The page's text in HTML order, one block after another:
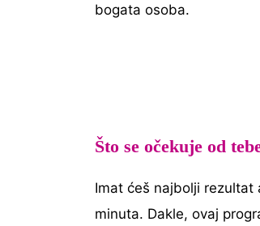
bogata osoba.
Što se očekuje od
Imat ćeš najbolji rezultat
minuta. Dakle, ovaj